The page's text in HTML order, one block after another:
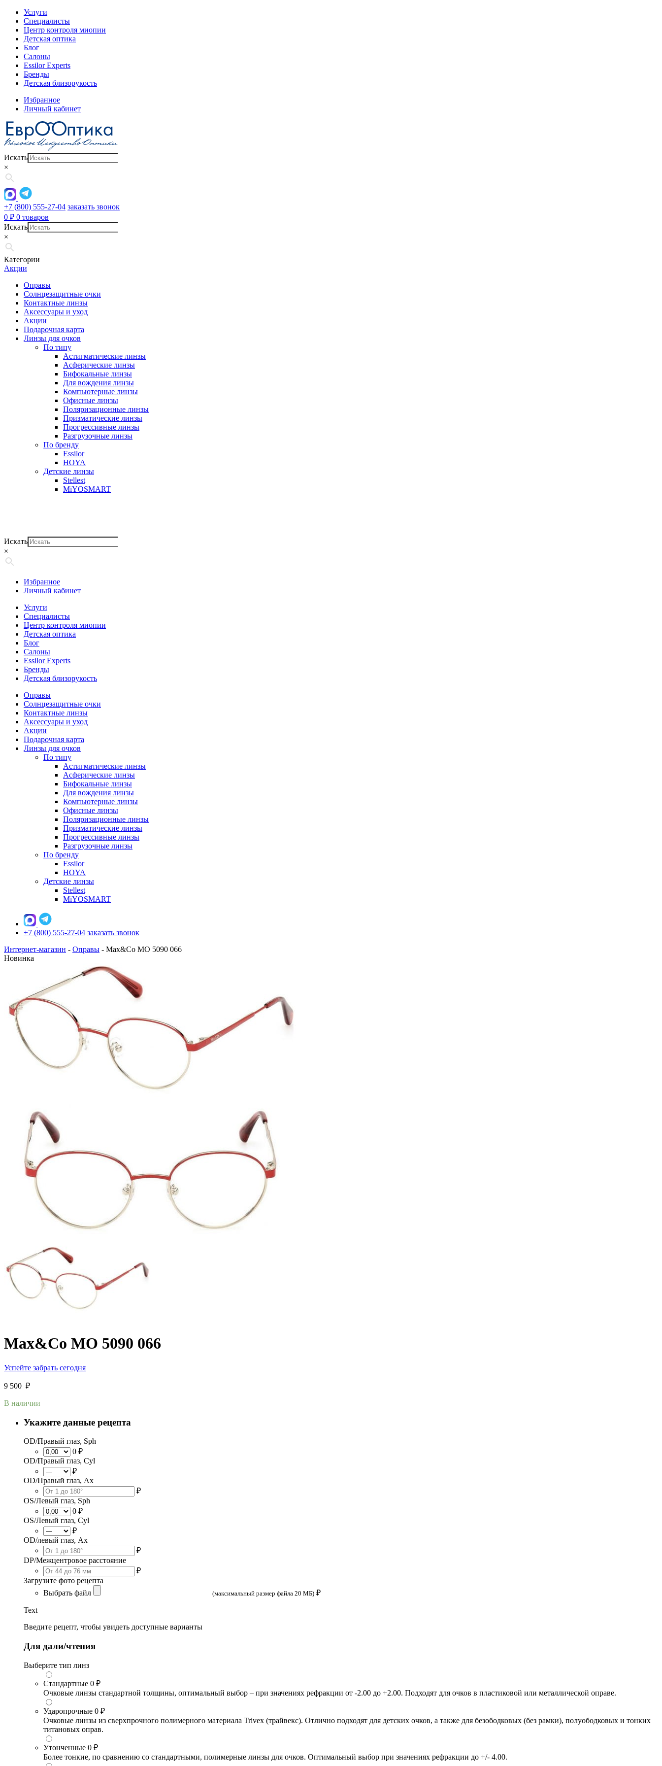
Услуги
Специалисты
Центр контроля миопии
Детская оптика
Блог
Салоны
Essilor Experts
Бренды
Детская близорукость
Избранное
Личный кабинет
Искать
×
+7 (800) 555-27-04 заказать звонок
0 ₽ 0 товаров
Искать
×
Категории
Акции
Оправы
Солнцезащитные очки
Контактные линзы
Аксессуары и уход
Акции
Подарочная карта
Линзы для очков
По типу
Астигматические линзы
Асферические линзы
Бифокальные линзы
Для вождения линзы
Компьютерные линзы
Офисные линзы
Поляризационные линзы
Призматические линзы
Прогрессивные линзы
Разгрузочные линзы
По бренду
Essilor
HOYA
Детские линзы
Stellest
MiYOSMART
Искать
×
Избранное
Личный кабинет
Услуги
Специалисты
Центр контроля миопии
Детская оптика
Блог
Салоны
Essilor Experts
Бренды
Детская близорукость
Оправы
Солнцезащитные очки
Контактные линзы
Аксессуары и уход
Акции
Подарочная карта
Линзы для очков
По типу
Астигматические линзы
Асферические линзы
Бифокальные линзы
Для вождения линзы
Компьютерные линзы
Офисные линзы
Поляризационные линзы
Призматические линзы
Прогрессивные линзы
Разгрузочные линзы
По бренду
Essilor
HOYA
Детские линзы
Stellest
MiYOSMART
+7 (800) 555-27-04 заказать звонок
Интернет-магазин - Оправы - Max&Co MO 5090 066
Новинка
Max&Co MO 5090 066
Успейте забрать сегодня
9 500 ₽
В наличии
Укажите данные рецепта
OD/Правый глаз, Sph
0 ₽
OD/Правый глаз, Cyl
₽
OD/Правый глаз, Ax
₽
OS/Левый глаз, Sph
0 ₽
OS/Левый глаз, Cyl
₽
OD/левый глаз, Ax
₽
DP/Межцентровое расстояние
₽
Загрузите фото рецепта
Выбрать файл
(максимальный размер файла 20 МБ) ₽
Text
Введите рецепт, чтобы увидеть доступные варианты
Для дали/чтения
Выберите тип линз
Стандартные 0 ₽
Очковые линзы стандартной толщины, оптимальный выбор – при значениях рефракции от -2.00 до +2.00. Подходят для очков в пластиковой или металлической оправе.
Ударопрочные 0 ₽
Очковые линзы из сверхпрочного полимерного материала Trivex (трайвекс). Отлично подходят для детских очков, а также для безободковых (без рамки), полуободковых и тонких
титановых оправ.
Утонченные 0 ₽
Более тонкие, по сравнению со стандартными, полимерные линзы для очков. Оптимальный выбор при значениях рефракции до +/- 4.00.